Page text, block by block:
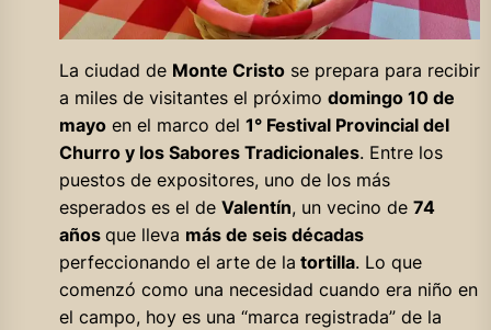
La ciudad de Monte Cristose prepara para recibir
a miles de visitantes el próximo domingo 10 de
mayoen el marco del 1° Festival Provincial del
Churro y los Sabores Tradicionales. Entre los
puestos de expositores, uno de los más
esperados es el de Valentín, un vecino de 74
años que lleva más de seis décadas
perfeccionando el arte de la tortilla. Lo que
comenzó como una necesidad cuando era niño en
el campo, hoy es una “marca registrada” de la